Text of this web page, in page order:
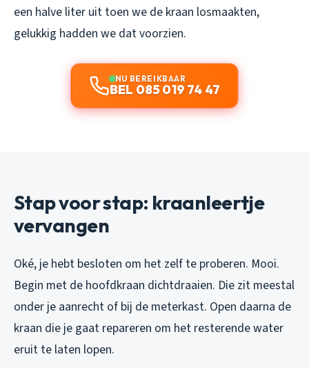
een halve liter uit toen we de kraan losmaakten,
gelukkig hadden we dat voorzien.
NU BEREIKBAAR
BEL 085 019 74 47
Stap voor stap: kraanleertje
vervangen
Oké, je hebt besloten om het zelf te proberen. Mooi.
Begin met de hoofdkraan dichtdraaien. Die zit meestal
onder je aanrecht of bij de meterkast. Open daarna de
kraan die je gaat repareren om het resterende water
eruit te laten lopen.